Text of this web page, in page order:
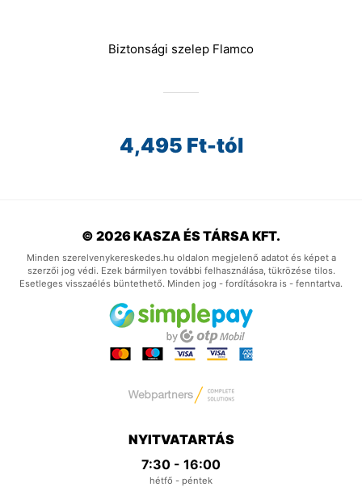
Biztonsági szelep Flamco
4,495 Ft-tól
© 2026 KASZA ÉS TÁRSA KFT.
Minden szerelvenykereskedes.hu oldalon megjelenő adatot és képet a
szerzői jog védi. Ezek bármilyen további felhasználása, tükrözése tilos.
Esetleges visszaélés büntethető. Minden jog - fordításokra is - fenntartva.
NYITVATARTÁS
7:30 - 16:00
hétfő - péntek